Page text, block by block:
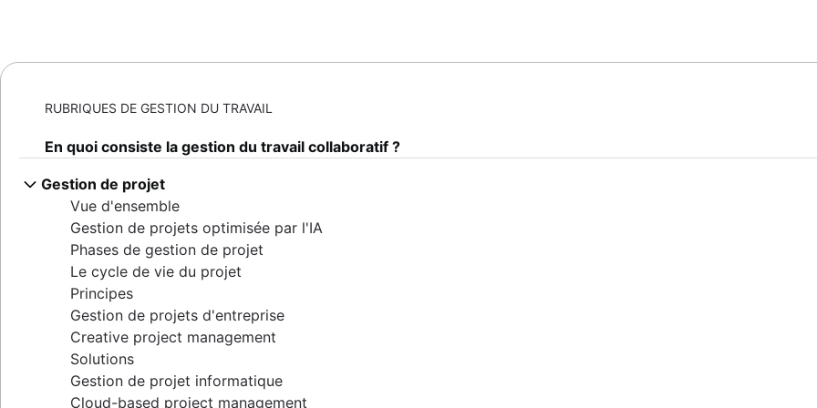
RUBRIQUES DE GESTION DU TRAVAIL
En quoi consiste la gestion du travail collaboratif ?
Gestion de projet
Vue d'ensemble
Gestion de projets optimisée par l'IA
Phases de gestion de projet
Le cycle de vie du projet
Principes
Gestion de projets d'entreprise
Creative project management
Solutions
Gestion de projet informatique
Cloud-based project management